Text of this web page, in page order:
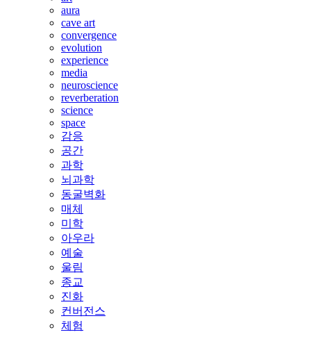
aura
cave art
convergence
evolution
experience
media
neuroscience
reverberation
science
space
감응
공간
과학
뇌과학
동굴벽화
매체
미학
아우라
예술
울림
종교
진화
컨버전스
체험